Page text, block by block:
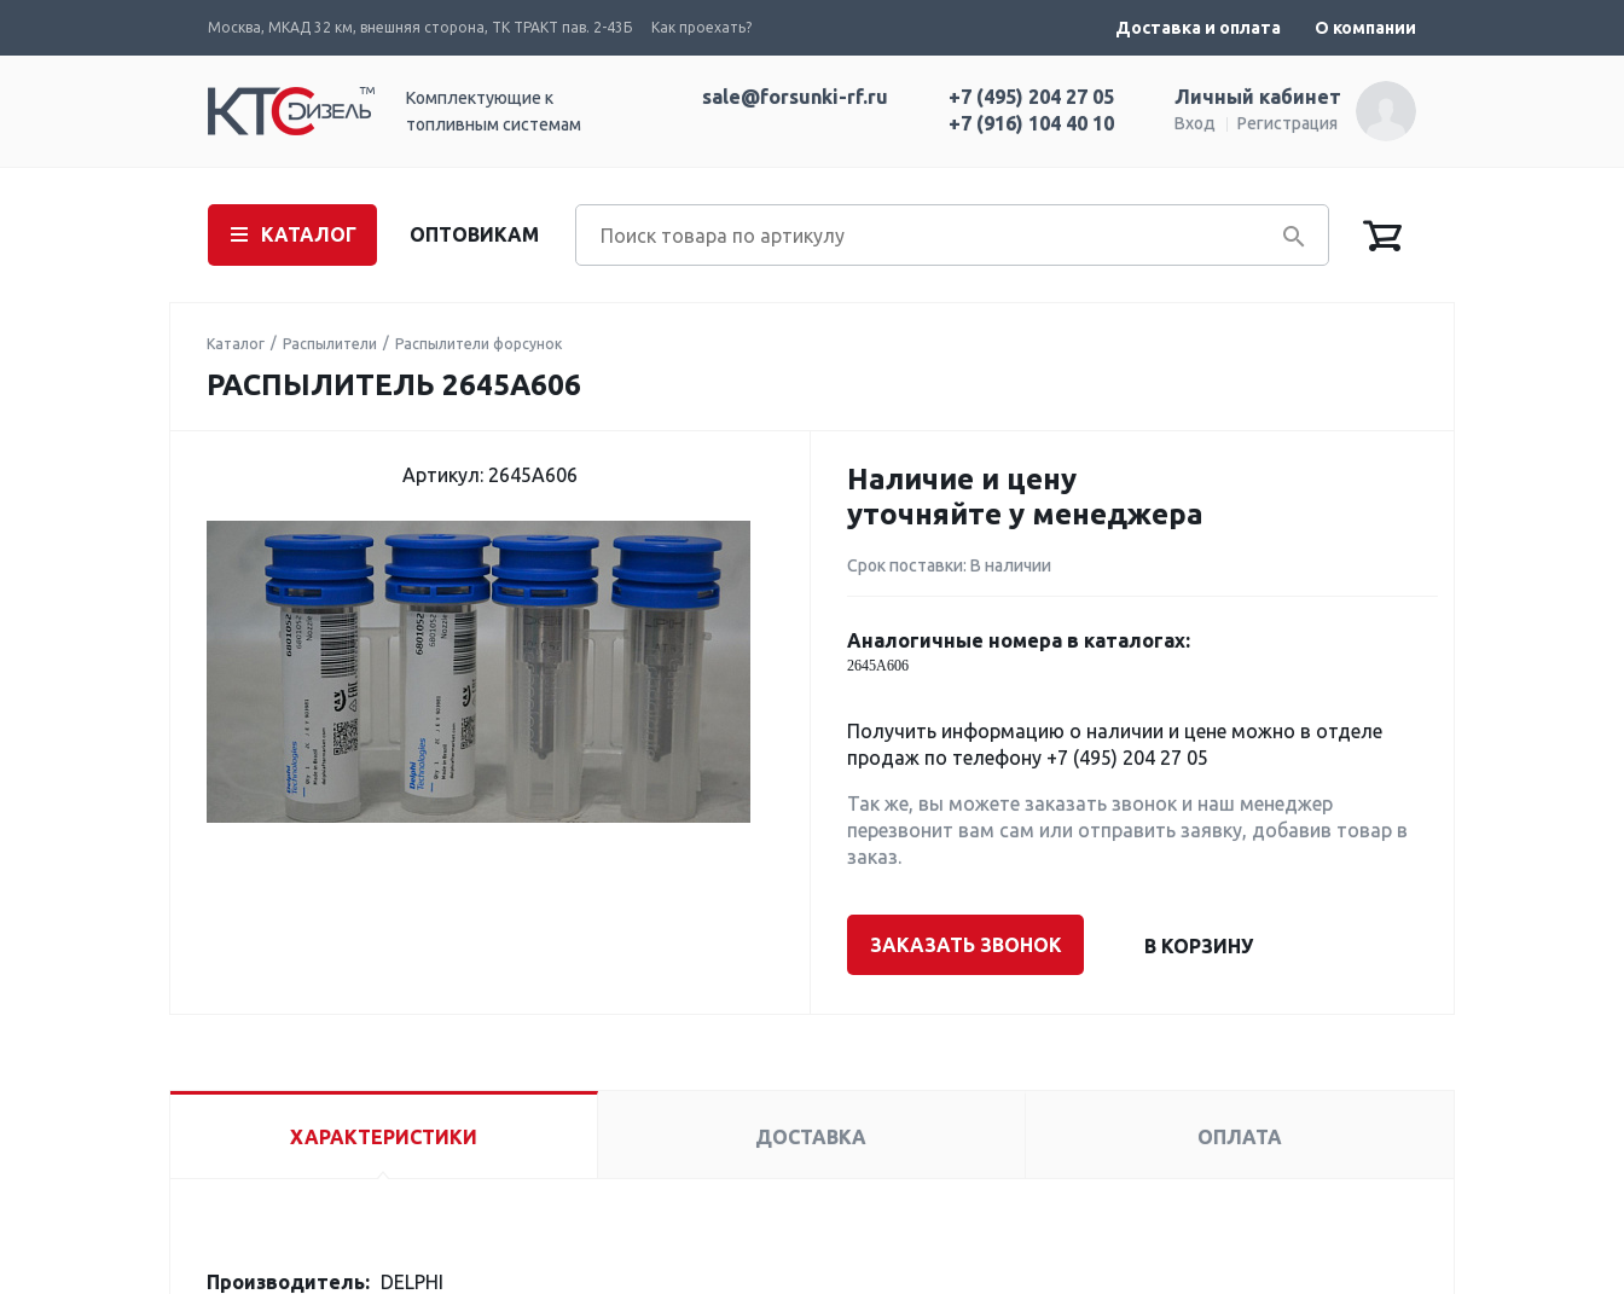
Москва, МКАД 32 км, внешняя сторона, ТК ТРАКТ пав. 2-43Б Как проехать? Доставка и оплата О компании
Комплектующие к
топливным системам
Личный кабинет
Вход Регистрация
+7 (495) 204 27 05
+7 (916) 104 40 10
sale@forsunki-rf.ru
КАТАЛОГ ОПТОВИКАМ
Каталог Распылители Распылители форсунок
РАСПЫЛИТЕЛЬ 2645A606
Артикул: 2645A606
Наличие и цену
уточняйте у менеджера
Срок поставки: В наличии
Аналогичные номера в каталогах:
2645A606
Получить информацию о наличии и цене можно в отделе
продаж по телефону +7 (495) 204 27 05
Так же, вы можете заказать звонок и наш менеджер
перезвонит вам сам или отправить заявку, добавив товар в
заказ.
ЗАКАЗАТЬ ЗВОНОК В КОРЗИНУ
ХАРАКТЕРИСТИКИ ДОСТАВКА ОПЛАТА
Производитель: DELPHI